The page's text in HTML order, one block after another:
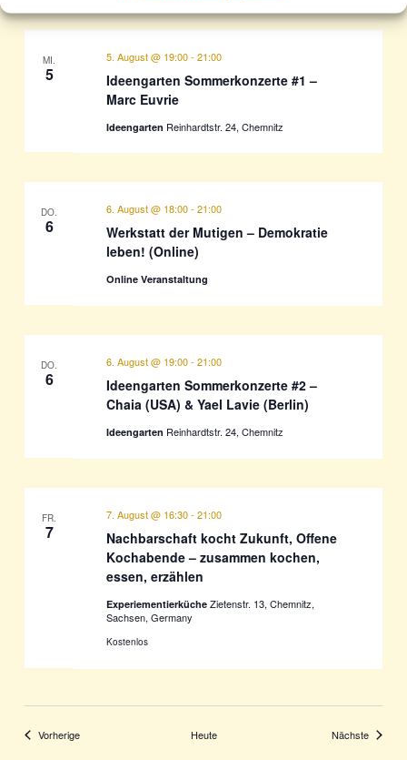
MI.
5
Ideengarten Sommerkonzerte #1 –
Marc Euvrie
5. August @ 19:00- 21:00
Ideengarten Reinhardtstr. 24, Chemnitz
DO.
6
Werkstatt der Mutigen – Demokratie
leben! (Online)
6. August @ 18:00- 21:00
Online Veranstaltung
DO.
6
Ideengarten Sommerkonzerte #2 –
Chaia (USA) & Yael Lavie (Berlin)
6. August @ 19:00- 21:00
Ideengarten Reinhardtstr. 24, Chemnitz
FR.
7
Nachbarschaft kocht Zukunft, Offene
Kochabende – zusammen kochen,
essen, erzählen
7. August @ 16:30- 21:00
Experiementierküche Zietenstr. 13, Chemnitz,
Sachsen, Germany
Kostenlos
VorherigeVeranstaltungen Heute Nächste